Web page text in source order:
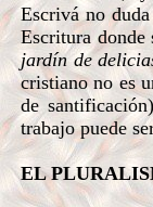
Escrivá no
Escritura donde
jardín de
cristiano no es
de
trabajo puede
EL